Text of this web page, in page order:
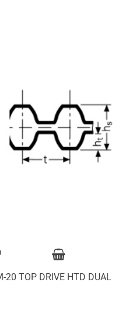
TOP DRIVE HTD DUAL